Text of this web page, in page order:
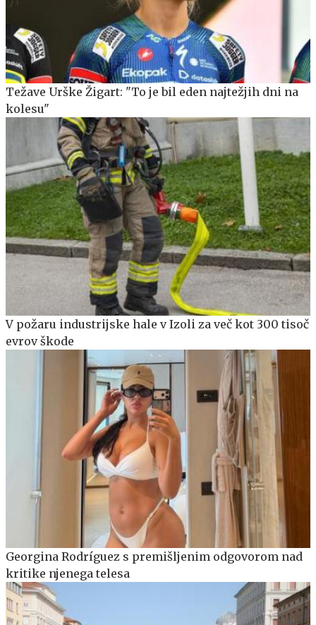
Težave Urške Žigart: "To je bil eden najtežjih dni na
kolesu"
V požaru industrijske hale v Izoli za več kot 300 tisoč
evrov škode
Georgina Rodríguez s premišljenim odgovorom nad
kritike njenega telesa